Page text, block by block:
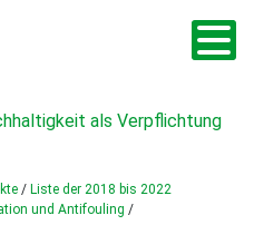
als Verpflichtung
/ Liste der 2018 bis 2022
und Antifouling /